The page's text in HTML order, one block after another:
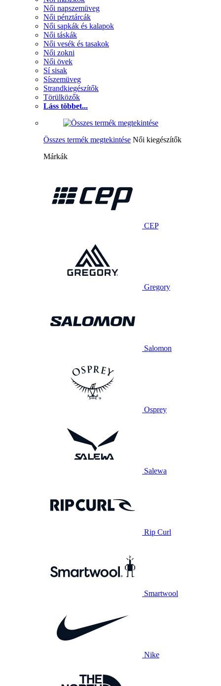
Női napszemüveg
Női pénztárcák
Női sapkák és kalapok
Női táskák
Női vesék és tasakok
Női zokni
Női övek
Sí sisak
Síszemüveg
Strandkiegészítők
Törülközők
Láss többet...
Összes termék megtekintése Női kiegészítők
Márkák
CEP
Gregory
Salomon
Osprey
Salewa
Rip Curl
Smartwool
Nike